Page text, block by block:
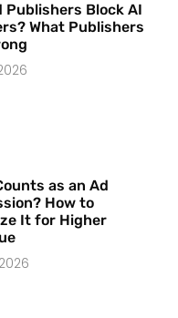
Publishers Block AI
What Publishers
as an Ad
How to
It for Higher